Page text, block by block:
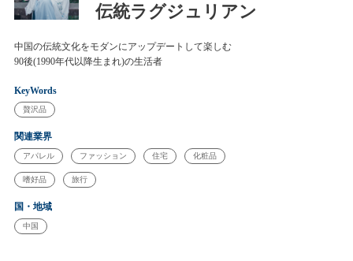
伝統ラグジュリアン
中国の伝統文化をモダンにアップデートして楽しむ
90後(1990年代以降生まれ)の生活者
KeyWords
贅沢品
関連業界
アパレル ファッション 住宅 化粧品
嗜好品 旅行
国・地域
中国